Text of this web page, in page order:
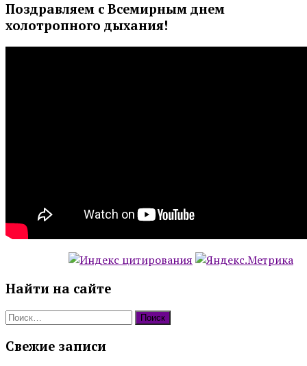
Поздравляем с Всемирным днем
холотропного дыхания!
Найти на сайте
Найти:
Свежие записи